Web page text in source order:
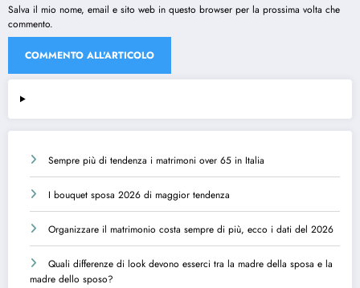
Salva il mio nome, email e sito web in questo browser per la prossima volta che
commento.
Sempre più di tendenza i matrimoni over 65 in Italia
I bouquet sposa 2026 di maggior tendenza
Organizzare il matrimonio costa sempre di più, ecco i dati del 2026
Quali differenze di look devono esserci tra la madre della sposa e la
madre dello sposo?